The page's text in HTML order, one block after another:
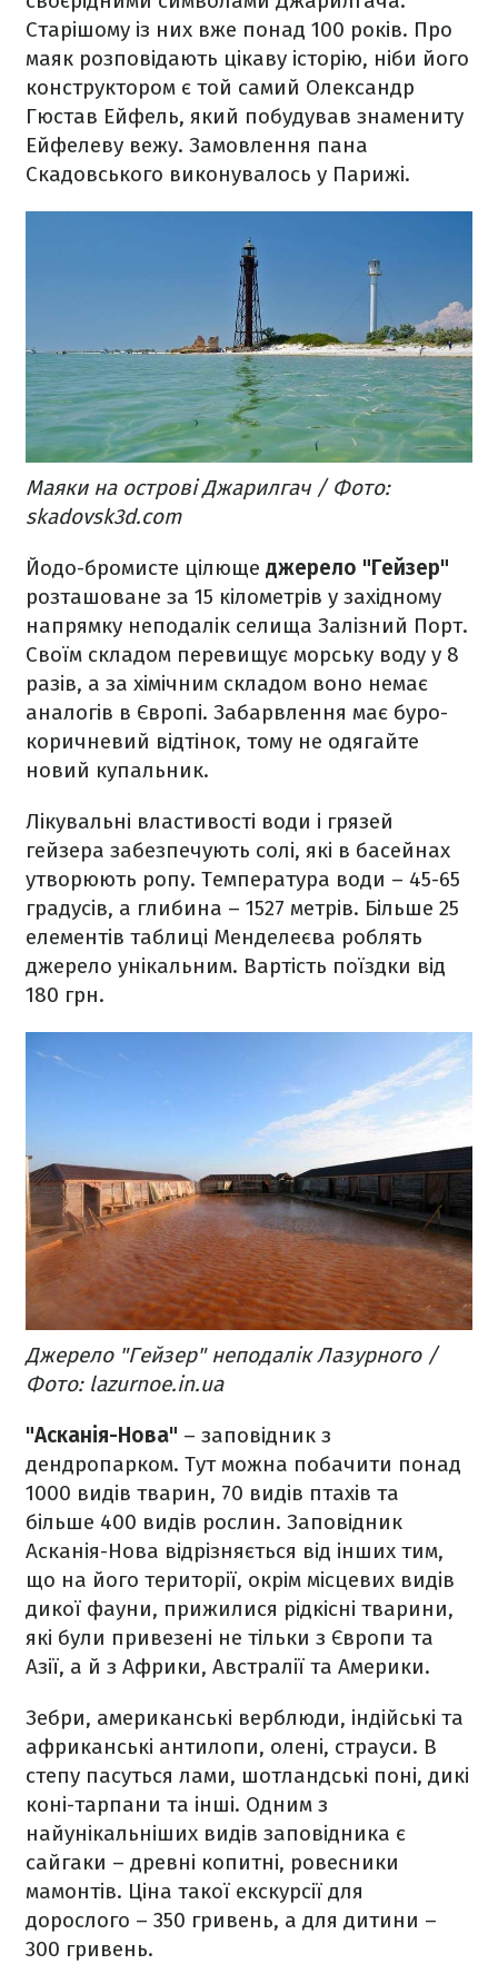
Старішому із них вже понад 100 років. Про
маяк розповідають цікаву історію, ніби його
конструктором є той самий Олександр
Гюстав Ейфель, який побудував знамениту
Ейфелеву вежу. Замовлення пана
Скадовського виконувалось у Парижі.
Маяки на острові Джарилгач / Фото:
skadovsk3d.com
Йодо-бромисте цілюще джерело "Гейзер"
розташоване за 15 кілометрів у західному
напрямку неподалік селища Залізний Порт.
Своїм складом перевищує морську воду у 8
разів, а за хімічним складом воно немає
аналогів в Європі. Забарвлення має буро-
коричневий відтінок, тому не одягайте
новий купальник.
Лікувальні властивості води і грязей
гейзера забезпечують солі, які в басейнах
утворюють ропу. Температура води – 45-65
градусів, а глибина – 1527 метрів. Більше 25
елементів таблиці Менделеєва роблять
джерело унікальним. Вартість поїздки від
180 грн.
Джерело "Гейзер" неподалік Лазурного /
Фото: lazurnoe.in.ua
"Асканія-Нова" – заповідник з
дендропарком. Тут можна побачити понад
1000 видів тварин, 70 видів птахів та
більше 400 видів рослин. Заповідник
Асканія-Нова відрізняється від інших тим,
що на його території, окрім місцевих видів
дикої фауни, прижилися рідкісні тварини,
які були привезені не тільки з Європи та
Азії, а й з Африки, Австралії та Америки.
Зебри, американські верблюди, індійські та
африканські антилопи, олені, страуси. В
степу пасуться лами, шотландські поні, дикі
коні-тарпани та інші. Одним з
найунікальніших видів заповідника є
сайгаки – древні копитні, ровесники
мамонтів. Ціна такої екскурсії для
дорослого – 350 гривень, а для дитини –
300 гривень.